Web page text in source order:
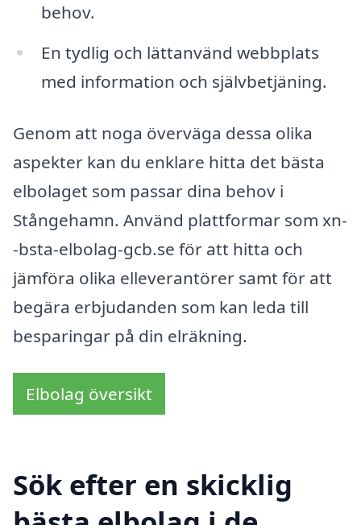
behov.
En tydlig och lättanvänd webbplats
med information och självbetjäning.
Genom att noga överväga dessa olika
aspekter kan du enklare hitta det bästa
elbolaget som passar dina behov i
Stångehamn. Använd plattformar som xn-
-bsta-elbolag-gcb.se för att hitta och
jämföra olika elleverantörer samt för att
begära erbjudanden som kan leda till
besparingar på din elräkning.
Elbolag översikt
Sök efter en skicklig